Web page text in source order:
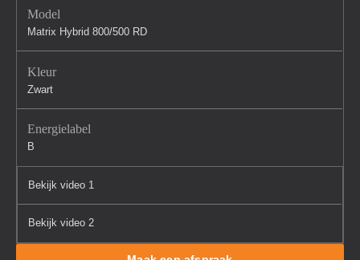
Model
Matrix Hybrid 800/500 RD
Kleur
Zwart
Energielabel
B
Bekijk video 1
Bekijk video 2